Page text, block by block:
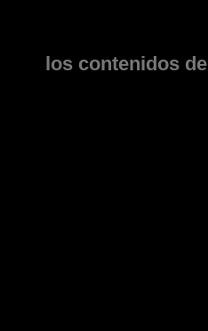
los contenidos de